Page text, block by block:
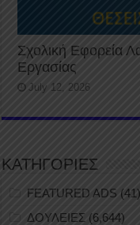
Σχολική Εφορεία
Εργασίας
July 12, 2026
ΚΑΤΗΓΟΡΙΕΣ
FEATURED ADS (41)
ΔΟΥΛΕΙΕΣ (6,644)